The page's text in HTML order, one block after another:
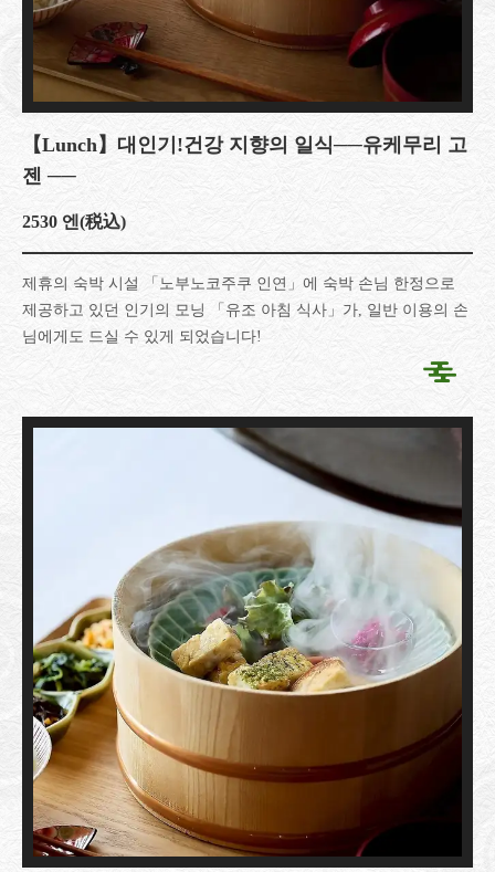
【Lunch】대인기!건강 지향의 일식──유케무리 고
젠 ──
2530 엔 (税込)
제휴의 숙박 시설 「노부노코주쿠 인연」에 숙박 손님 한정으로
제공하고 있던 인기의 모닝 「유조 아침 식사」가, 일반 이용의 손
님에게도 드실 수 있게 되었습니다!